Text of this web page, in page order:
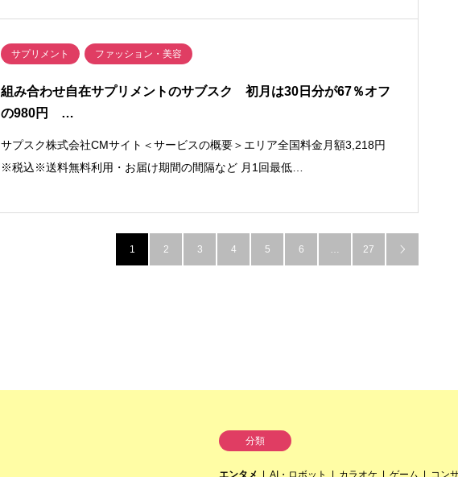
サプリメント ファッション・美容
組み合わせ自在サプリメントのサブスク 初月は30日分が67％オフ
の980円 …
サプスク株式会社CMサイト＜サービスの概要＞エリア全国料金月額3,218円
※税込※送料無料利用・お届け期間の間隔など 月1回最低…
1 2 3 4 5 6 … 27 
分類
エンタメ AI・ロボット カラオケ ゲーム コン